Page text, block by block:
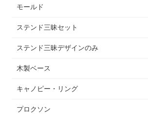
モールド
ステンド三昧セット
ステンド三昧デザインのみ
木製ベース
キャノピー・リング
プロクソン